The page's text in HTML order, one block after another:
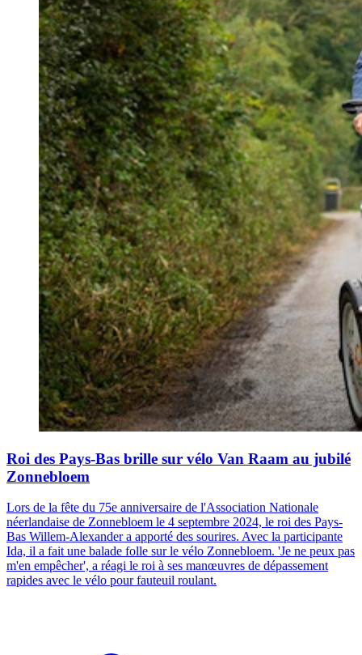
Roi des Pays-Bas brille sur vélo Van Raam au jubilé
Zonnebloem
Lors de la fête du 75e anniversaire de l'Association Nationale
néerlandaise de Zonnebloem le 4 septembre 2024, le roi des Pays-
Bas Willem-Alexander a apporté des sourires. Avec la participante
Ida, il a fait une balade folle sur le vélo Zonnebloem. 'Je ne peux pas
m'en empêcher', a réagi le roi à ses manœuvres de dépassement
rapides avec le vélo pour fauteuil roulant.